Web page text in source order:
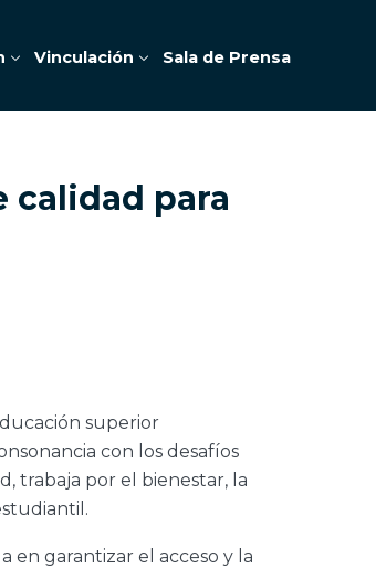
Vinculación Sala de Prensa
calidad para
superior
con los desafíos
trabaja por el bienestar, la
en garantizar el acceso y la